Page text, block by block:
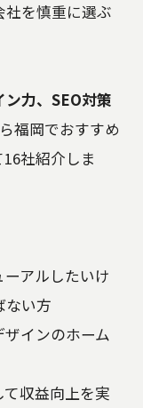
を慎重に選ぶ
力、SEO対策
福岡でおすすめ
社紹介しま
アルしたいけ
ない方
ザインのホーム
て収益向上を実